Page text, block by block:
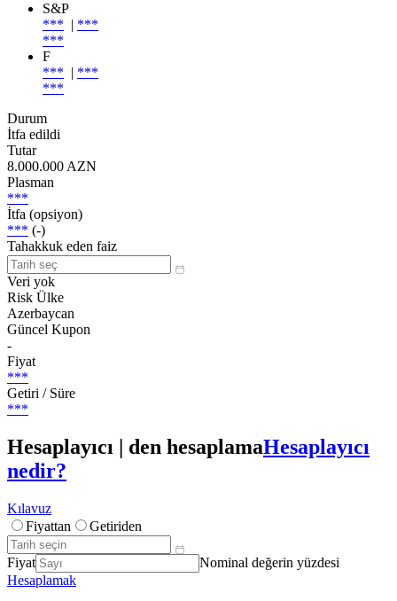
S&P
*** | ***
***
F
*** | ***
***
Durum
İtfa edildi
Tutar
8.000.000 AZN
Plasman
***
İtfa (opsiyon)
*** (-)
Tahakkuk eden faiz
Veri yok
Risk Ülke
Azerbaycan
Güncel Kupon
-
Fiyat
***
Getiri / Süre
***
Hesaplayıcı | den hesaplamaHesaplayıcı
nedir?
Kılavuz
Fiyattan
Getiriden
Fiyat
Nominal değerin yüzdesi
Hesaplamak